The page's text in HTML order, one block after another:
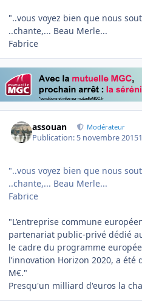
"..vous voyez bien que nous
..chante,... Beau Merle...
Fabrice
assouan Modérateur
Publication: 5 novembre 2015
"..vous voyez bien que nous
..chante,... Beau Merle...
Fabrice
"L’entreprise commune
partenariat public-privé dédié
le cadre du programme
l’innovation Horizon 2020, a été
M€."
Presqu'un milliard d'euros la